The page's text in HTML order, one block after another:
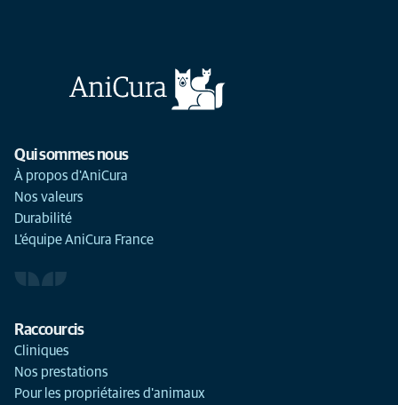
Qui sommes nous
À propos d'AniCura
Nos valeurs
Durabilité
L'équipe AniCura France
Raccourcis
Cliniques
Nos prestations
Pour les propriétaires d'animaux